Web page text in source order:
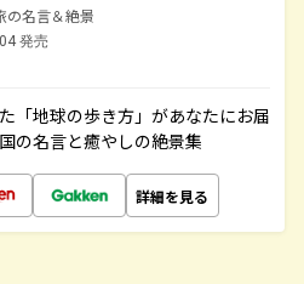
の名言＆絶景
発売
「地球の歩き方」があなたにお届
の名言と癒やしの絶景集
詳細を見る